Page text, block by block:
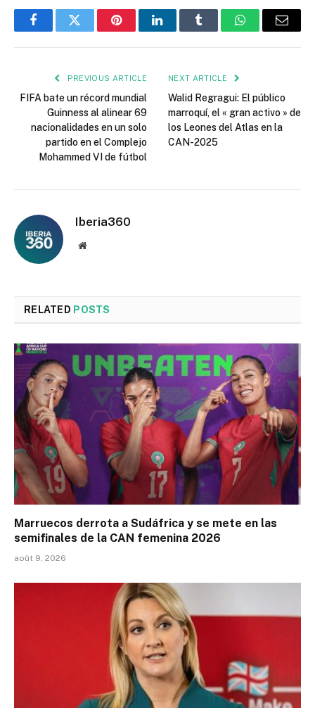
FacebookTwitter PinterestLinkedInTumblr WhatsAppEmail
PREVIOUS ARTICLE
FIFA bate un récord mundial
Guinness al alinear 69
nacionalidades en un solo
partido en el Complejo
Mohammed VI de fútbol
NEXT ARTICLE
Walid Regragui: El público
marroquí, el « gran activo » de
los Leones del Atlas en la
CAN-2025
Iberia360
Website
RELATED POSTS
Marruecos derrota a Sudáfrica y se mete en las
semifinales de la CAN femenina 2026
août 9, 2026